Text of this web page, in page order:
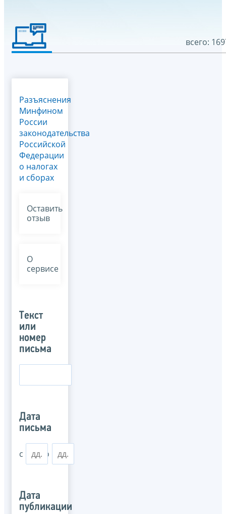
всего:
Разъяснения
Минфином
России
законодательства
Российской
Федерации
о налогах
и сборах
Оставить
отзыв
О
сервисе
Текст
или
номер
письма
Дата
письма
с по
Дата
публикации